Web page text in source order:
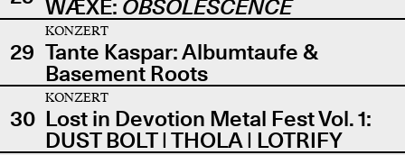
WÆXE: OBSOLESCENCE
29
KONZERT
Tante Kaspar: Albumtaufe &
Basement Roots
30
KONZERT
Lost in Devotion Metal Fest Vol. 1:
DUST BOLT | THOLA | LOTRIFY